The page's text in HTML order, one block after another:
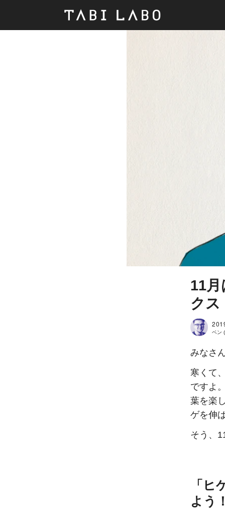
11
クス
ベン
みなさ
寒くて
ですよ
葉を楽
ゲを伸
そう、
「
よう